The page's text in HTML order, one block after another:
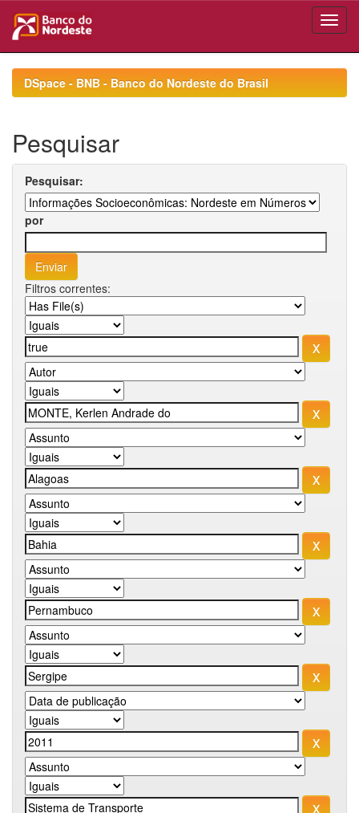
navigationDSpace - BNB - Banco do Nordeste do Brasil
Pesquisar
Pesquisar:
por
Filtros correntes: